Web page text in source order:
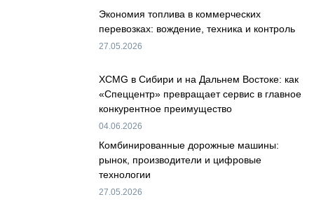
Экономия топлива в коммерческих
перевозках: вождение, техника и контроль
27.05.2026
XCMG в Сибири и на Дальнем Востоке: как
«Спеццентр» превращает сервис в главное
конкурентное преимущество
04.06.2026
Комбинированные дорожные машины:
рынок, производители и цифровые
технологии
27.05.2026